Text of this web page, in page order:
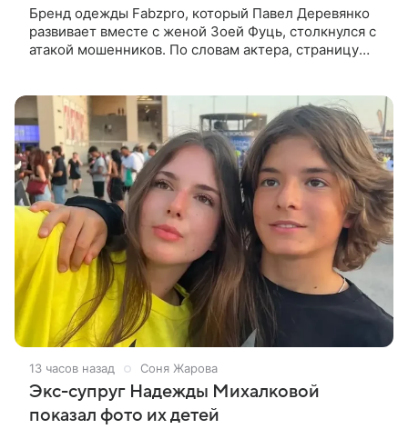
Бренд одежды Fabzpro, который Павел Деревянко
развивает вместе с женой Зоей Фуць, столкнулся с
атакой мошенников. По словам актера, страницу
13 часов назад Соня Жарова
Экс-супруг Надежды Михалковой
показал фото их детей